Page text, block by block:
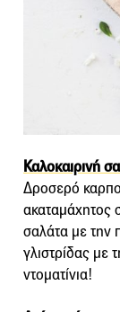
Καλοκαιρινή
Δροσερό
ακαταμάχητος
σαλάτα με
γλιστρίδας με
ντοματίνια!